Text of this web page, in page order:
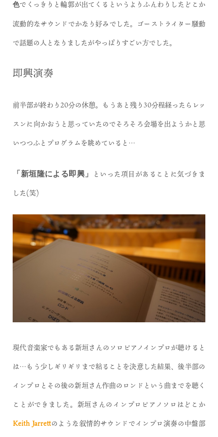
色でくっきりと輪郭が出てくるというよりふんわりしたどこか
流動的なサウンドでかなり好みでした。ゴーストライター騒動
で話題の人となりましたがやっぱりすごい方でした。
即興演奏
前半部が終わり20分の休憩。もうあと残り30分程経ったらレッ
スンに向かおうと思っていたのでそろそろ会場を出ようかと思
いつつふとプログラムを眺めていると…
「新垣隆による即興」
といった項目があることに気づきま
した(笑)
現代音楽家でもある新垣さんのソロピアノインプロが聴けると
は…もう少しギリギリまで粘ることを決意した結果、後半部の
インプロとその後の新垣さん作曲のロンドという曲までを聴く
ことができました。新垣さんのインプロピアノソロはどこか
Keith Jarrettのような叙情的サウンドでインプロ演奏の中盤部